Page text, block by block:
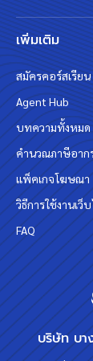
บริษัท บา
เพิ่มเติม
สมัครคอร์สเรียน
Agent Hub
บทความทั้งหมด
คำนวณภาษีอาก
แพ็คเกจโฆษณา
วิธีการใช้งานเว็
FAQ